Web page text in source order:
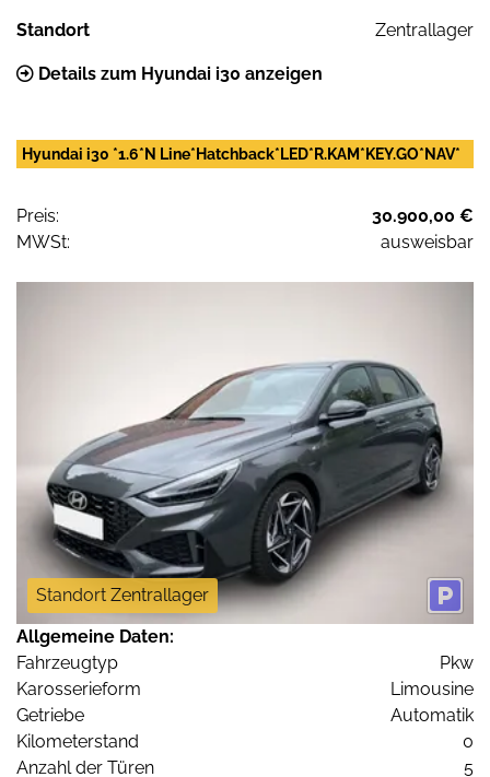
Standort Zentrallager
Details zum Hyundai i30 anzeigen
Hyundai i30 *1.6*N Line*Hatchback*LED*R.KAM*KEY.GO*NAV*
Preis:
30.900,00 €
MWSt:
ausweisbar
Standort Zentrallager
Allgemeine Daten:
Fahrzeugtyp
Pkw
Karosserieform
Limousine
Getriebe
Automatik
Kilometerstand
0
Anzahl der Türen
5